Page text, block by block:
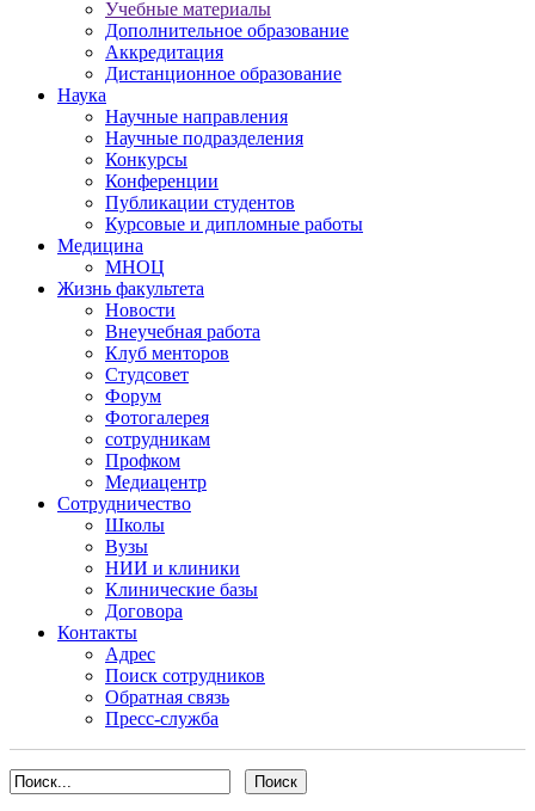
Учебные материалы
Дополнительное образование
Аккредитация
Дистанционное образование
Наука
Научные направления
Научные подразделения
Конкурсы
Конференции
Публикации студентов
Курсовые и дипломные работы
Медицина
МНОЦ
Жизнь факультета
Новости
Внеучебная работа
Клуб менторов
Студсовет
Форум
Фотогалерея
сотрудникам
Профком
Медиацентр
Сотрудничество
Школы
Вузы
НИИ и клиники
Клинические базы
Договора
Контакты
Адрес
Поиск сотрудников
Обратная связь
Пресс-служба